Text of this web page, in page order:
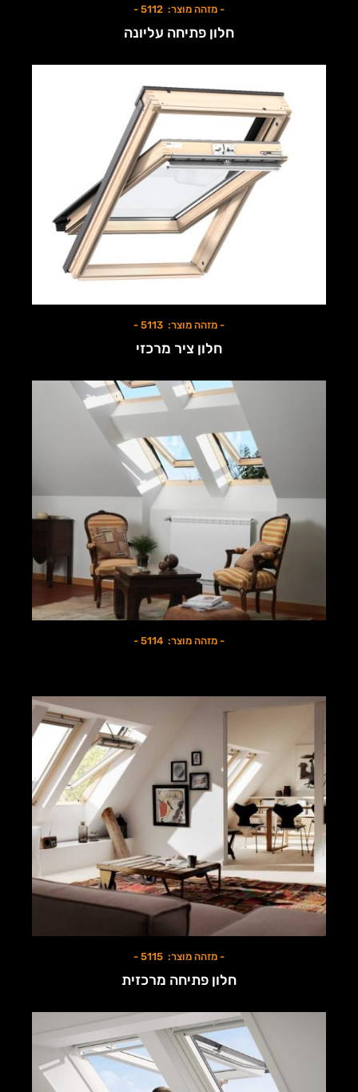
- מזהה מוצר: 5112 -
חלון פתיחה עליונה
- מזהה מוצר: 5113 -
חלון ציר מרכזי
- מזהה מוצר: 5114 -
- מזהה מוצר: 5115 -
חלון פתיחה מרכזית